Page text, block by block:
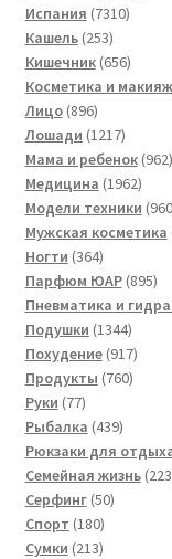
Испания 73107310
Кашель 253253
товара
Кишечник 656656
Косметика и макияж
Лицо 896896
товаров
Лошади 12171217
товаров
Мама и ребенок 962
Медицина 19621962
Модели техники
Мужская косметика
Ногти 364364
товара
Парфюм ЮАР 895895
Пневматика и
Подушки 13441344
товара
Похудение 917917
Продукты 760760
Руки 7777
товаров
Рыбалка 439439
Рюкзаки для
Семейная жизнь 223
Серфинг 5050
Спорт 180180
товаров
Сумки 213213